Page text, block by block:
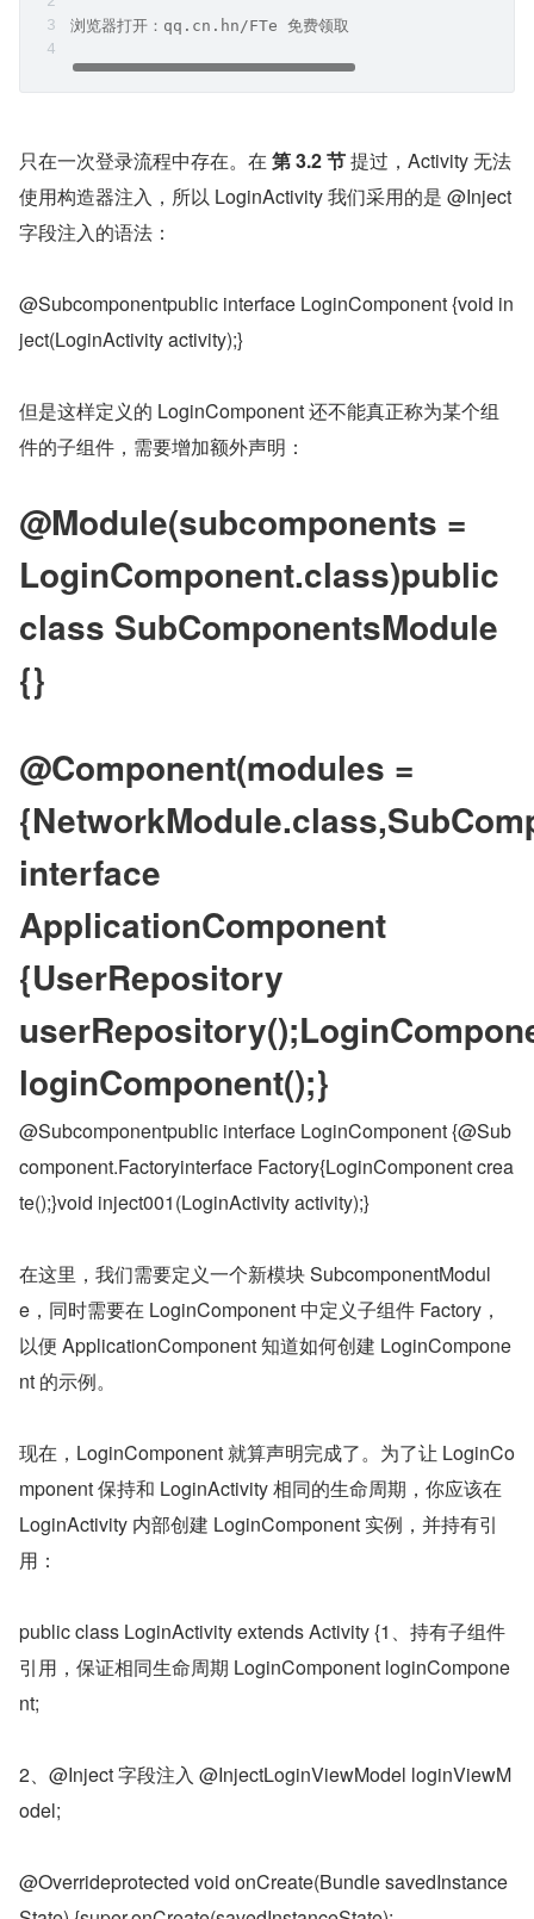
浏览器打开：qq.cn.hn/FTe 免费领取
只在一次登录流程中存在。在 第 3.2 节 提过，Activity 无法
使用构造器注入，所以 LoginActivity 我们采用的是 @Inject
字段注入的语法：
@Subcomponentpublic interface LoginComponent {void in
ject(LoginActivity activity);}
但是这样定义的 LoginComponent 还不能真正称为某个组
件的子组件，需要增加额外声明：
@Module(subcomponents =
LoginComponent.class)public
class SubComponentsModule
{}
@Component(modules =
interface
ApplicationComponent
{UserRepository
loginComponent();}
@Subcomponentpublic interface LoginComponent {@Sub
component.Factoryinterface Factory{LoginComponent crea
te();}void inject001(LoginActivity activity);}
在这里，我们需要定义一个新模块 SubcomponentModul
e，同时需要在 LoginComponent 中定义子组件 Factory，
以便 ApplicationComponent 知道如何创建 LoginCompone
nt 的示例。
现在，LoginComponent 就算声明完成了。为了让 LoginCo
mponent 保持和 LoginActivity 相同的生命周期，你应该在
LoginActivity 内部创建 LoginComponent 实例，并持有引
用：
public class LoginActivity extends Activity {1、持有子组件
引用，保证相同生命周期 LoginComponent loginCompone
nt;
2、@Inject 字段注入 @InjectLoginViewModel loginViewM
odel;
@Overrideprotected void onCreate(Bundle savedInstance